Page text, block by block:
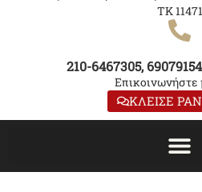
ΤΚ 11471
210-6467305,
Επικοινωνήστε
ΚΛΕΙΣΕ